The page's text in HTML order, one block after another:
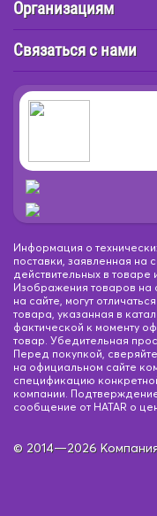
Организациям
Связаться с нами
Информация о
поставки, заявленная на
действительных в товаре
Изображения товаров на
на сайте, могут
товара, указанная в
фактической к моменту
товар. Убедительная
Перед покупкой,
на официальном сайте
спецификацию
компании.
сообщение от HATAR о
© 2014—2026 Компания